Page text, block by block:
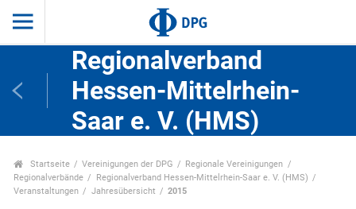
Regionalverband
Hessen-Mittelrhein-
Saar e. V. (HMS)
Startseite Vereinigungen der DPG
Regionale Vereinigungen
Regionalverbände
Regionalverband Hessen-Mittelrhein-Saar e. V. (HMS)
Veranstaltungen
Jahresübersicht 2015